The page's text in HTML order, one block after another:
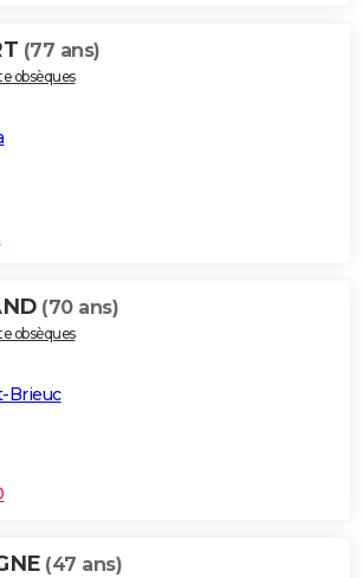
(77 ans)
obsèques
(70 ans)
obsèques
Brieuc
(47 ans)